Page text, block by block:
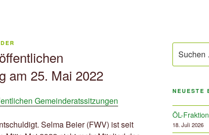
am 25. Mai 2022
Gemeinderatssitzungen
Selma Beier (FWV) ist seit
nach:
NEUESTE
ÖL-
18. Juli 2026